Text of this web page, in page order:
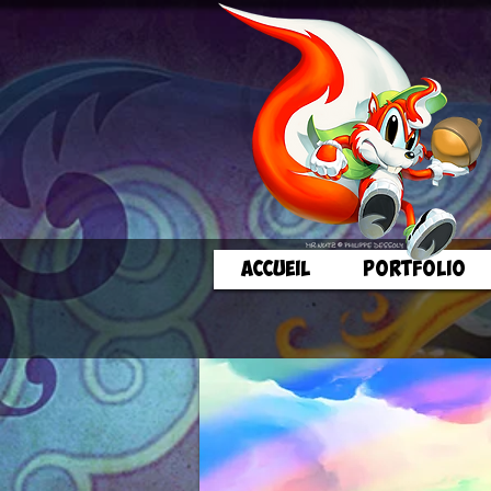
ACCUEIL PORTFOLIO